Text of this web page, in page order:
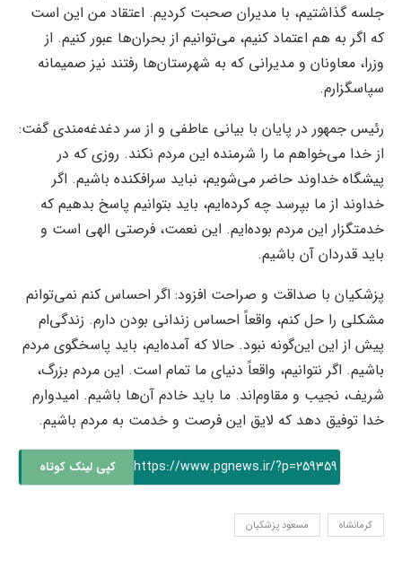
جلسه گذاشتیم، با مدیران صحبت کردیم. اعتقاد من این است
که اگر به هم اعتماد کنیم، می‌توانیم از بحران‌ها عبور کنیم. از
وزرا، معاونان و مدیرانی که به شهرستان‌ها رفتند نیز صمیمانه
سپاسگزارم.
رئیس جمهور در پایان با بیانی عاطفی و از سر دغدغه‌مندی گفت:
از خدا می‌خواهم ما را شرمنده این مردم نکند. روزی که در
پیشگاه خداوند حاضر می‌شویم، نباید سرافکنده باشیم. اگر
خداوند از ما بپرسد چه کرده‌ایم، باید بتوانیم پاسخ بدهیم که
خدمتگزار این مردم بوده‌ایم. این نعمت، فرصتی الهی است و
باید قدردان آن باشیم.
پزشکیان با صداقت و صراحت افزود: اگر احساس کنم نمی‌توانم
مشکلی را حل کنم، واقعاً احساس زندانی بودن دارم. زندگی‌ام
پیش از این این‌گونه نبود. حالا که آمده‌ایم، باید پاسخگوی مردم
باشیم. اگر نتوانیم، واقعاً دنیای ما تمام است. این مردم بزرگ،
شریف، نجیب و مقاوم‌اند. ما باید خادم آن‌ها باشیم. امیدوارم
خدا توفیق دهد که لایق این فرصت و خدمت به مردم باشیم.
https://www.pgnews.ir/?p=259359 کپی لینک کوتاه
کرمانشاه مسعود پزشکیان